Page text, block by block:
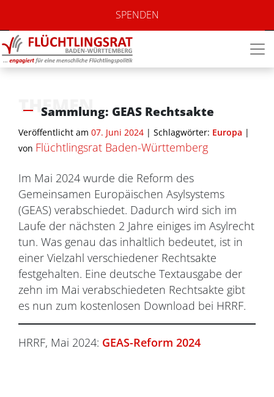
SPENDEN
THEMEN
Sammlung: GEAS Rechtsakte
Veröffentlicht am 07. Juni 2024 | Schlagwörter: Europa |
von Flüchtlingsrat Baden-Württemberg
Im Mai 2024 wurde die Reform des
Gemeinsamen Europäischen Asylsystems
(GEAS) verabschiedet. Dadurch wird sich im
Laufe der nächsten 2 Jahre einiges im Asylrecht
tun. Was genau das inhaltlich bedeutet, ist in
einer Vielzahl verschiedener Rechtsakte
festgehalten. Eine deutsche Textausgabe der
zehn im Mai verabschiedeten Rechtsakte gibt
es nun zum kostenlosen Download bei HRRF.
HRRF, Mai 2024: GEAS-Reform 2024